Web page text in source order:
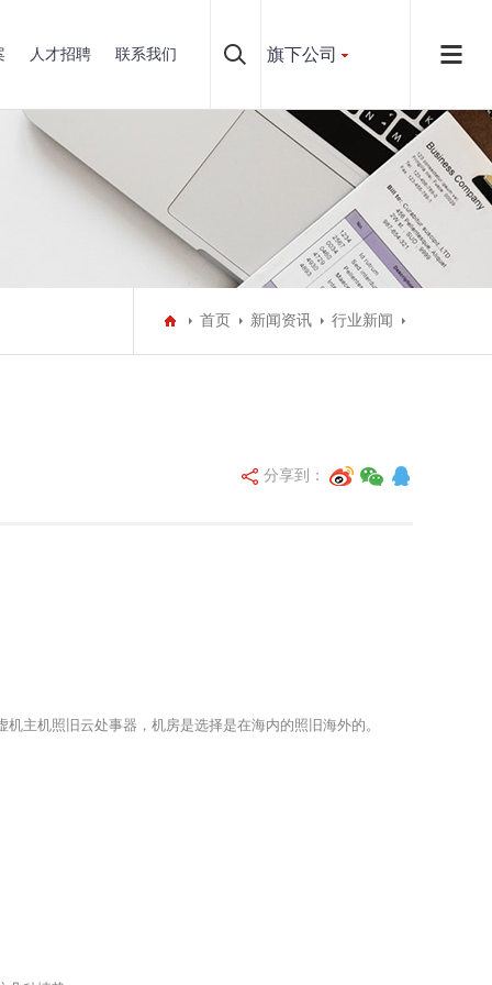
人才招聘 联系我们 旗下公司
首页 新闻资讯 行业新闻
分享到：
主机照旧云处事器，机房是选择是在海内的照旧海外的。